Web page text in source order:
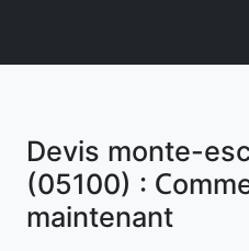
Devis monte-
(05100) :
maintenant